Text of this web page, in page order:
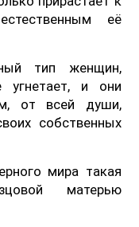
её
тип женщин,
угнетает, и они
от всей души,
собственных
мира такая
матерью